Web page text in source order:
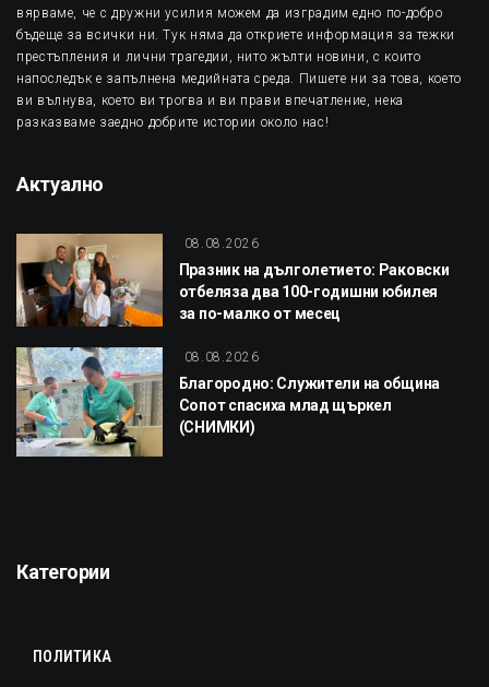
вярваме, че с дружни усилия можем да изградим едно по-добро
бъдеще за всички ни. Тук няма да откриете информация за тежки
престъпления и лични трагедии, нито жълти новини, с които
напоследък е запълнена медийната среда. Пишете ни за това, което
ви вълнува, което ви трогва и ви прави впечатление, нека
разказваме заедно добрите истории около нас!
Актуално
08.08.2026
Празник на дълголетието: Раковски
отбеляза два 100-годишни юбилея
за по-малко от месец
08.08.2026
Благородно: Служители на община
Сопот спасиха млад щъркел
(СНИМКИ)
Категории
ПОЛИТИКА